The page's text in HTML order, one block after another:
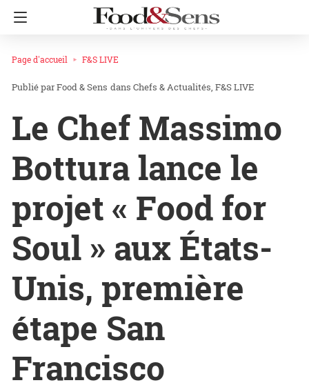
Page d'accueil F&S LIVE
Food & Sens dans Chefs & Actualités F&S LIVE
Le Chef Massimo
Bottura lance le
projet « Food for
Soul » aux États-
Unis, première
étape San
Francisco